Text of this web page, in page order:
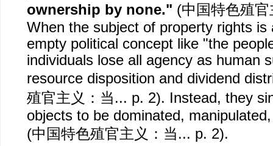
ownership by none." (中国特色殖
When the subject of property rights is
empty political concept like "the
individuals lose all agency as human
resource disposition and dividend
殖官主义：当... p. 2). Instead, they
objects to be dominated,
(中国特色殖官主义：当... p. 2).